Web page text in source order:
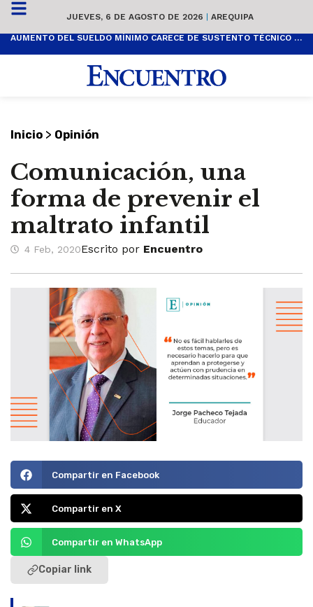
JUEVES, 6 DE AGOSTO DE 2026 | AREQUIPA
AUMENTO DEL SUELDO MÍNIMO CARECE DE SUSTENTO TÉCNICO Y ES POPULISTA
Inicio > Opinión
Comunicación, una
forma de prevenir el
maltrato infantil
4 Feb, 2020Escrito por Encuentro
Compartir en Facebook
Compartir en X
Compartir en WhatsApp
Copiar link